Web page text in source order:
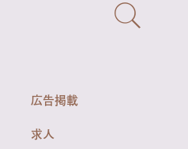
広告掲載
求人